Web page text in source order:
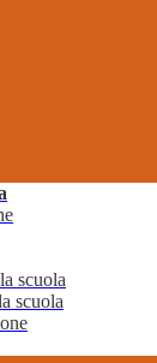
scuola
scuola